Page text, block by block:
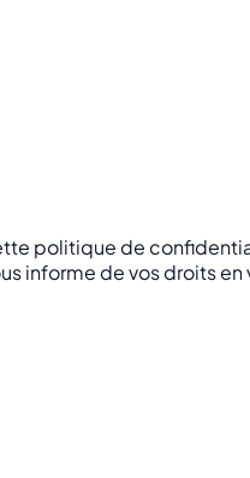
politique de
informe de vos droits